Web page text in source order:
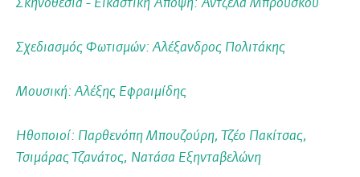
Σκηνοθεσία - Εικαστική Άποψη: Άντζελα Μπρούσκου
Σχεδιασμός Φωτισμών: Αλέξανδρος Πολιτάκης
Μουσική: Αλέξης Εφραιμίδης
Ηθοποιοί: Παρθενόπη Μπουζούρη, Τζέο Πακίτσας,
Τσιμάρας Τζανάτος, Νατάσα Εξηνταβελώνη